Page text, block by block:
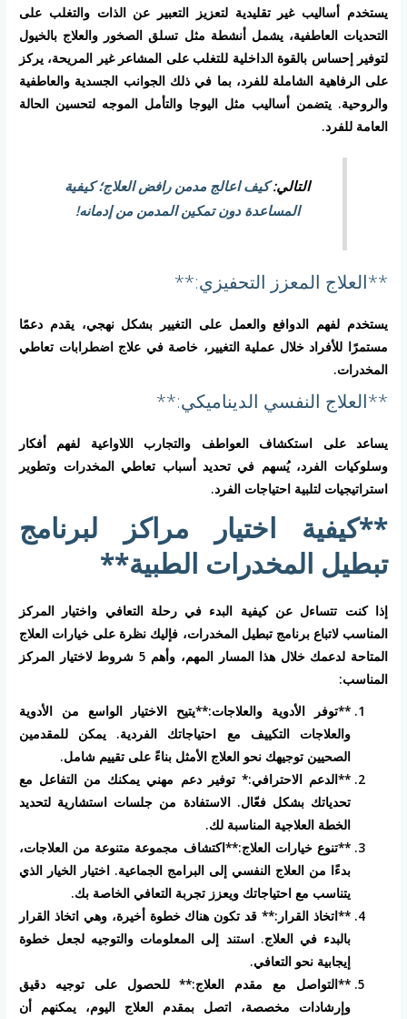
يستخدم أساليب غير تقليدية لتعزيز التعبير عن الذات والتغلب على
التحديات العاطفية، يشمل أنشطة مثل تسلق الصخور والعلاج بالخيول
لتوفير إحساس بالقوة الداخلية للتغلب على المشاعر غير المريحة، يركز
على الرفاهية الشاملة للفرد، بما في ذلك الجوانب الجسدية والعاطفية
والروحية. يتضمن أساليب مثل اليوجا والتأمل الموجه لتحسين الحالة
العامة للفرد.
التالي:كيف اعالج مدمن رافض العلاج؛ كيفية
المساعدة دون تمكين المدمن من إدمانه!
**العلاج المعزز التحفيزي:**
يستخدم لفهم الدوافع والعمل على التغيير بشكل نهجي، يقدم دعمًا
مستمرًا للأفراد خلال عملية التغيير، خاصة في علاج اضطرابات تعاطي
المخدرات.
**العلاج النفسي الديناميكي:**
يساعد على استكشاف العواطف والتجارب اللاواعية لفهم أفكار
وسلوكيات الفرد، يُسهم في تحديد أسباب تعاطي المخدرات وتطوير
استراتيجيات لتلبية احتياجات الفرد.
**كيفية اختيار مراكز لبرنامج
تبطيل المخدرات الطبية**
إذا كنت تتساءل عن كيفية البدء في رحلة التعافي واختيار المركز
المناسب لاتباع برنامج تبطيل المخدرات، فإليك نظرة على خيارات العلاج
المتاحة لدعمك خلال هذا المسار المهم، وأهم 5 شروط لاختيار المركز
المناسب:
**توفر الأدوية والعلاجات:**يتيح الاختيار الواسع من الأدوية
والعلاجات التكييف مع احتياجاتك الفردية. يمكن للمقدمين
الصحيين توجيهك نحو العلاج الأمثل بناءً على تقييم شامل.
**الدعم الاحترافي:* توفير دعم مهني يمكنك من التفاعل مع
تحدياتك بشكل فعّال. الاستفادة من جلسات استشارية لتحديد
الخطة العلاجية المناسبة لك.
**تنوع خيارات العلاج:**اكتشاف مجموعة متنوعة من العلاجات،
بدءًا من العلاج النفسي إلى البرامج الجماعية. اختيار الخيار الذي
يتناسب مع احتياجاتك ويعزز تجربة التعافي الخاصة بك.
**اتخاذ القرار:** قد تكون هناك خطوة أخيرة، وهي اتخاذ القرار
بالبدء في العلاج. استند إلى المعلومات والتوجيه لجعل خطوة
إيجابية نحو التعافي.
**التواصل مع مقدم العلاج:** للحصول على توجيه دقيق
وإرشادات مخصصة، اتصل بمقدم العلاج اليوم، يمكنهم أن